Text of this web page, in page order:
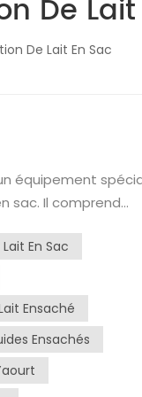
De Lait
De Lait En Sac
sac. Il comprend
d'eau pure, Système
haute température,
machine
fermentation et
de dosage
d’autres matières
En Sac
Ensaché
Ensachés